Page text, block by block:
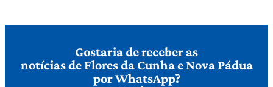
Gostaria de receber as
notícias de Flores da Cunha e Nova Pádua
por WhatsApp?